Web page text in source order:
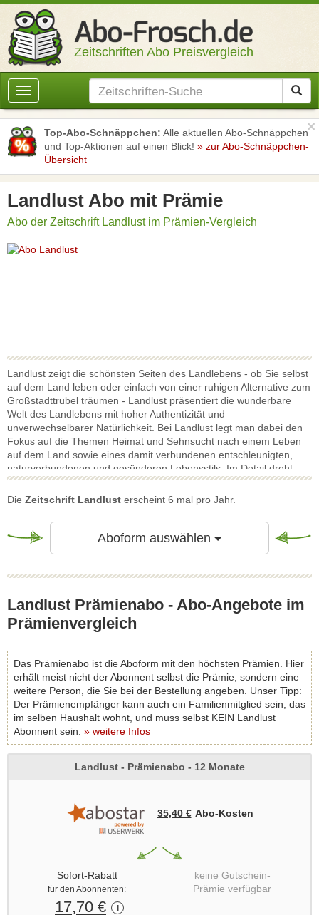
Zeitschriften Abo Preisvergleich
Toggle
navigation
Top-Abo-Schnäppchen: Alle aktuellen Abo-Schnäppchen
und Top-Aktionen auf einen Blick! » zur Abo-Schnäppchen-
Übersicht
×
Landlust Abo mit Prämie
Abo der Zeitschrift Landlust im Prämien-Vergleich
Landlust zeigt die schönsten Seiten des Landlebens - ob Sie selbst
auf dem Land leben oder einfach von einer ruhigen Alternative zum
Großstadttrubel träumen - Landlust präsentiert die wunderbare
Welt des Landlebens mit hoher Authentizität und
unverwechselbarer Natürlichkeit. Bei Landlust legt man dabei den
Fokus auf die Themen Heimat und Sehnsucht nach einem Leben
auf dem Land sowie eines damit verbundenen entschleunigten,
naturverbundenen und gesünderen Lebensstils. Im Detail dreht
sich die Zeitschrift um die fünf Themenbereiche Landleben, Küche/
Rezepte, Garten, Ländlich Wohnen und Natur. Dabei folgt die
Zeitschrift Landlust thematisch den vier Jahreszeiten und bietet u.a.
interessante Bastel- und Kochvorschläge zu besonderen Festtagen
wie z.B. Ostern oder Silvester. Ferner gibt es von der Landlust ein
Sonderheft zur Weihnachtszeit. Auf fast 130 Seiten (Ausgabe 2016)
Dem Leser werden ein Vielzahl von Vorschlägen für die langen
die Haus und Garten für das Fest stimmungsvoll schmücken sollen.
Darüber hinaus gibt es leckere Rezepte für Plätzchen und das
Weihnachtsessen wie z.B. die klassische Weihnachtsgans. Für die
verwendet, das den anspruchsvollen Charakter der Leserschaft der
Landlust unterstreichen soll. Die Landlust gehört mit einer
Auflagenstärke von ca. 940.000 Exempler (III/2016) zu den – nicht
nur im Segment der Lifestylezeitschriften - auflagenstärksten
Zeitschriften überhaupt. Verlegt wird die Landlust von der LV
Publikumsmedien & Co. KG, einem Unternehmen der DMM-
Verlagsgruppe, die u.a. auch die Zeitschriften „
„Living at home“ und „flow“ herausbringt.
Die Zeitschrift Landlust erscheint 6 mal pro Jahr.
Aboform auswählen Toggle
Landlust Prämienabo - Abo-Angebote im
Prämienvergleich
Das Prämienabo ist die Aboform mit den höchsten Prämien. Hier
erhält meist nicht der Abonnent selbst die Prämie, sondern eine
weitere Person, die Sie bei der Bestellung angeben. Unser Tipp:
Der Prämienempfänger kann auch ein Familienmitglied sein, das
im selben Haushalt wohnt, und muss selbst KEIN Landlust
Abonnent sein. » weitere Infos
Landlust - Prämienabo - 12 Monate
35,40 € Abo‑Kosten
Sofort-Rabatt
für den Abonnenten:
17,70 € i
keine Gutschein-
Prämie verfügbar